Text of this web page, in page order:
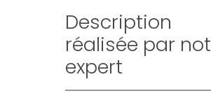
Description
réalisée par
expert